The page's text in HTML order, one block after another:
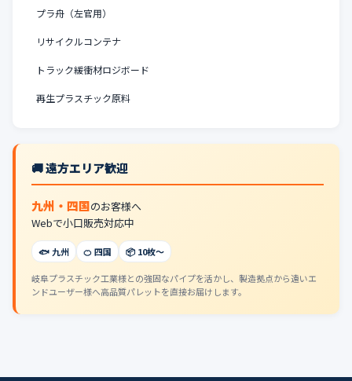
プラ舟（左官用）
リサイクルコンテナ
トラック緩衝材ロジボード
再生プラスチック原料
🚚 遠方エリア歓迎
九州・四国のお客様へ
Webで小口販売対応中
🐟 九州 🍊 四国 📦 10枚〜
岐阜プラスチック工業様との強固なパイプを活かし、製造拠点から遠いエ
ンドユーザー様へ高品質パレットを直接お届けします。